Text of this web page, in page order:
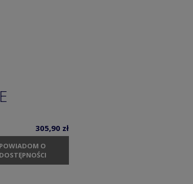
305,90 zł
POWIADOM O
DOSTĘPNOŚCI